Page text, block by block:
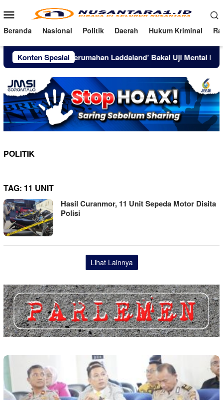
ke
konten
Menu
Mobile
Beranda Nasional Politik Daerah Hukum Kriminal
Konten Spesial
Horor, Film ‘Perumahan Laddaland’ Bakal Uji Mental Penonton
POLITIK
TAG: 11 UNIT
Hasil Curanmor, 11 Unit Sepeda Motor Disita
Polisi
Lihat Lainnya